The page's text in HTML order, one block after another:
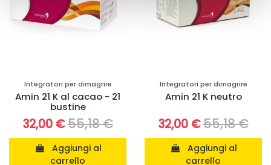
raccolto dal suo utilizzo dei loro servizi.
Integratori per dimagrire
Amin 21 K al cacao - 21
bustine
32,00 €55,18 €
carrello
Integratori per dimagrire
Amin 21 K neutro
32,00 €55,18 €
carrello